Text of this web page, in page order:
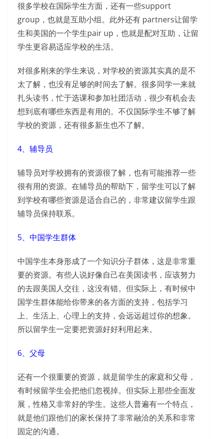
很多学校在国际学生方面，还有一些support
group，也就是互助小组。此外还有 partners让留学
生和美国的一个学生pair up，也就是配对互助，让留
学生更容易适应学校的生活。
对很多刚来的学生来说，对学校的资源其实真的是不
太了解，也没有足够的时间去了解。很多同学一来就
扎头读书，忙于选课和参加社团活动，很少有机会去
想到底有哪些东西是有用的。不仅国际学生不够了解
学校的资源，还有很多新生也不了解。
4、辅导员
辅导员对学校拥有的资源很了解，也有可能推荐一些
很有用的资源。在辅导员的帮助下，留学生可以了解
到学校有哪些资源是适合自己的，非常建议留学生跟
辅导员保持联系。
5、中国学生群体
中国学生本身形成了一个知识分子群体，这是非常重
要的资源。有些人说好像自己在美国读书，应该努力
的去跟美国人交往，这没有错。但实际上，有时候中
国学生群体能给你带来的各方面的支持，包括学习
上、生活上、心理上的支持，会远远超过你的想象。
所以留学生一定要把资源好好利用起来。
6、父母
还有一个很重要的资源，就是留学生的家庭和父母，
有时候留学生会把他们忽视掉。但实际上那些全面发
展，性格又非常好的学生。这些人普遍有一个特点，
就是他们跟他们的家长保持了非常融洽的关系和非常
固定的沟通。